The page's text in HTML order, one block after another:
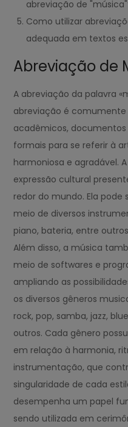
abreviação de
Como utilizar
adequada em textos
Abreviação de
A abreviação da palavra
abreviação é
acadêmicos,
formais para se referir à
harmoniosa e agradável.
expressão cultural
redor do mundo. Ela
meio de diversos
piano, bateria, entre
Além disso, a música
meio de softwares e
ampliando as
os diversos gêneros
rock, pop, samba, jazz,
outros. Cada gênero
em relação à harmonia,
instrumentação, que
singularidade de cada
desempenha um papel
sendo utilizada em